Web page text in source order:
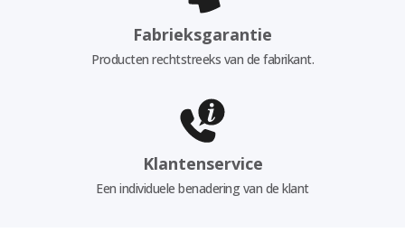
Fabrieksgarantie
Producten rechtstreeks van de fabrikant.
Klantenservice
Een individuele benadering van de klant